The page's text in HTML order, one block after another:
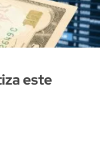
este